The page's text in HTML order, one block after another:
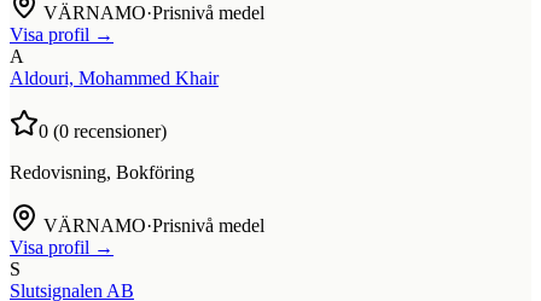
VÄRNAMO·Prisnivå medel
Visa profil →
A
Aldouri, Mohammed Khair
0 (0 recensioner)
Redovisning, Bokföring
VÄRNAMO·Prisnivå medel
Visa profil →
S
Slutsignalen AB